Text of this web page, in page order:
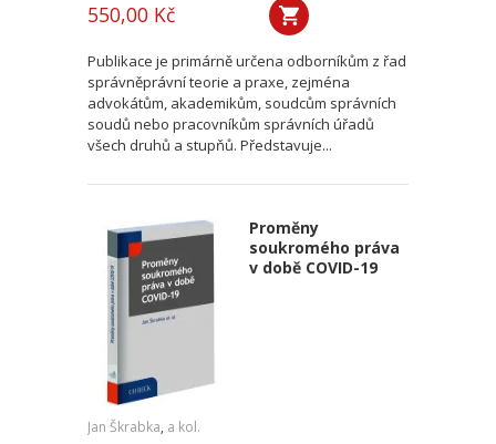
550,00 Kč
Publikace je primárně určena odborníkům z řad
správněprávní teorie a praxe, zejména
advokátům, akademikům, soudcům správních
soudů nebo pracovníkům správních úřadů
všech druhů a stupňů. Představuje...
Proměny
soukromého práva
v době COVID-19
Jan Škrabka, a kol.